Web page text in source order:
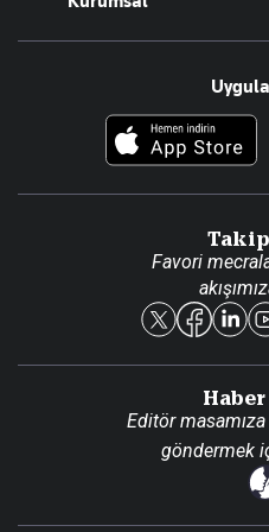
Teknoloji
Resmî Ilanlar
Foto Haber
Hakkımızda
Künye
Reklam Ver
Favori
Editör
göndermek